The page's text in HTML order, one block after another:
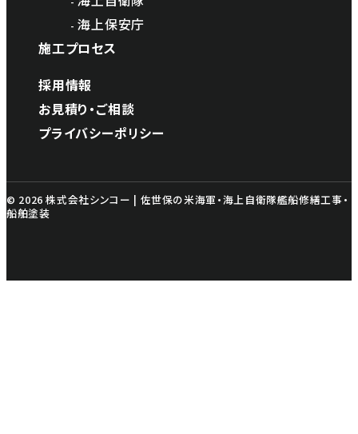
海上保安庁
施工プロセス
採用情報
お見積り・ご相談
プライバシーポリシー
© 2026 株式会社シンコー | 佐世保の米海軍・海上自衛隊艦船修繕工事・
船舶塗装